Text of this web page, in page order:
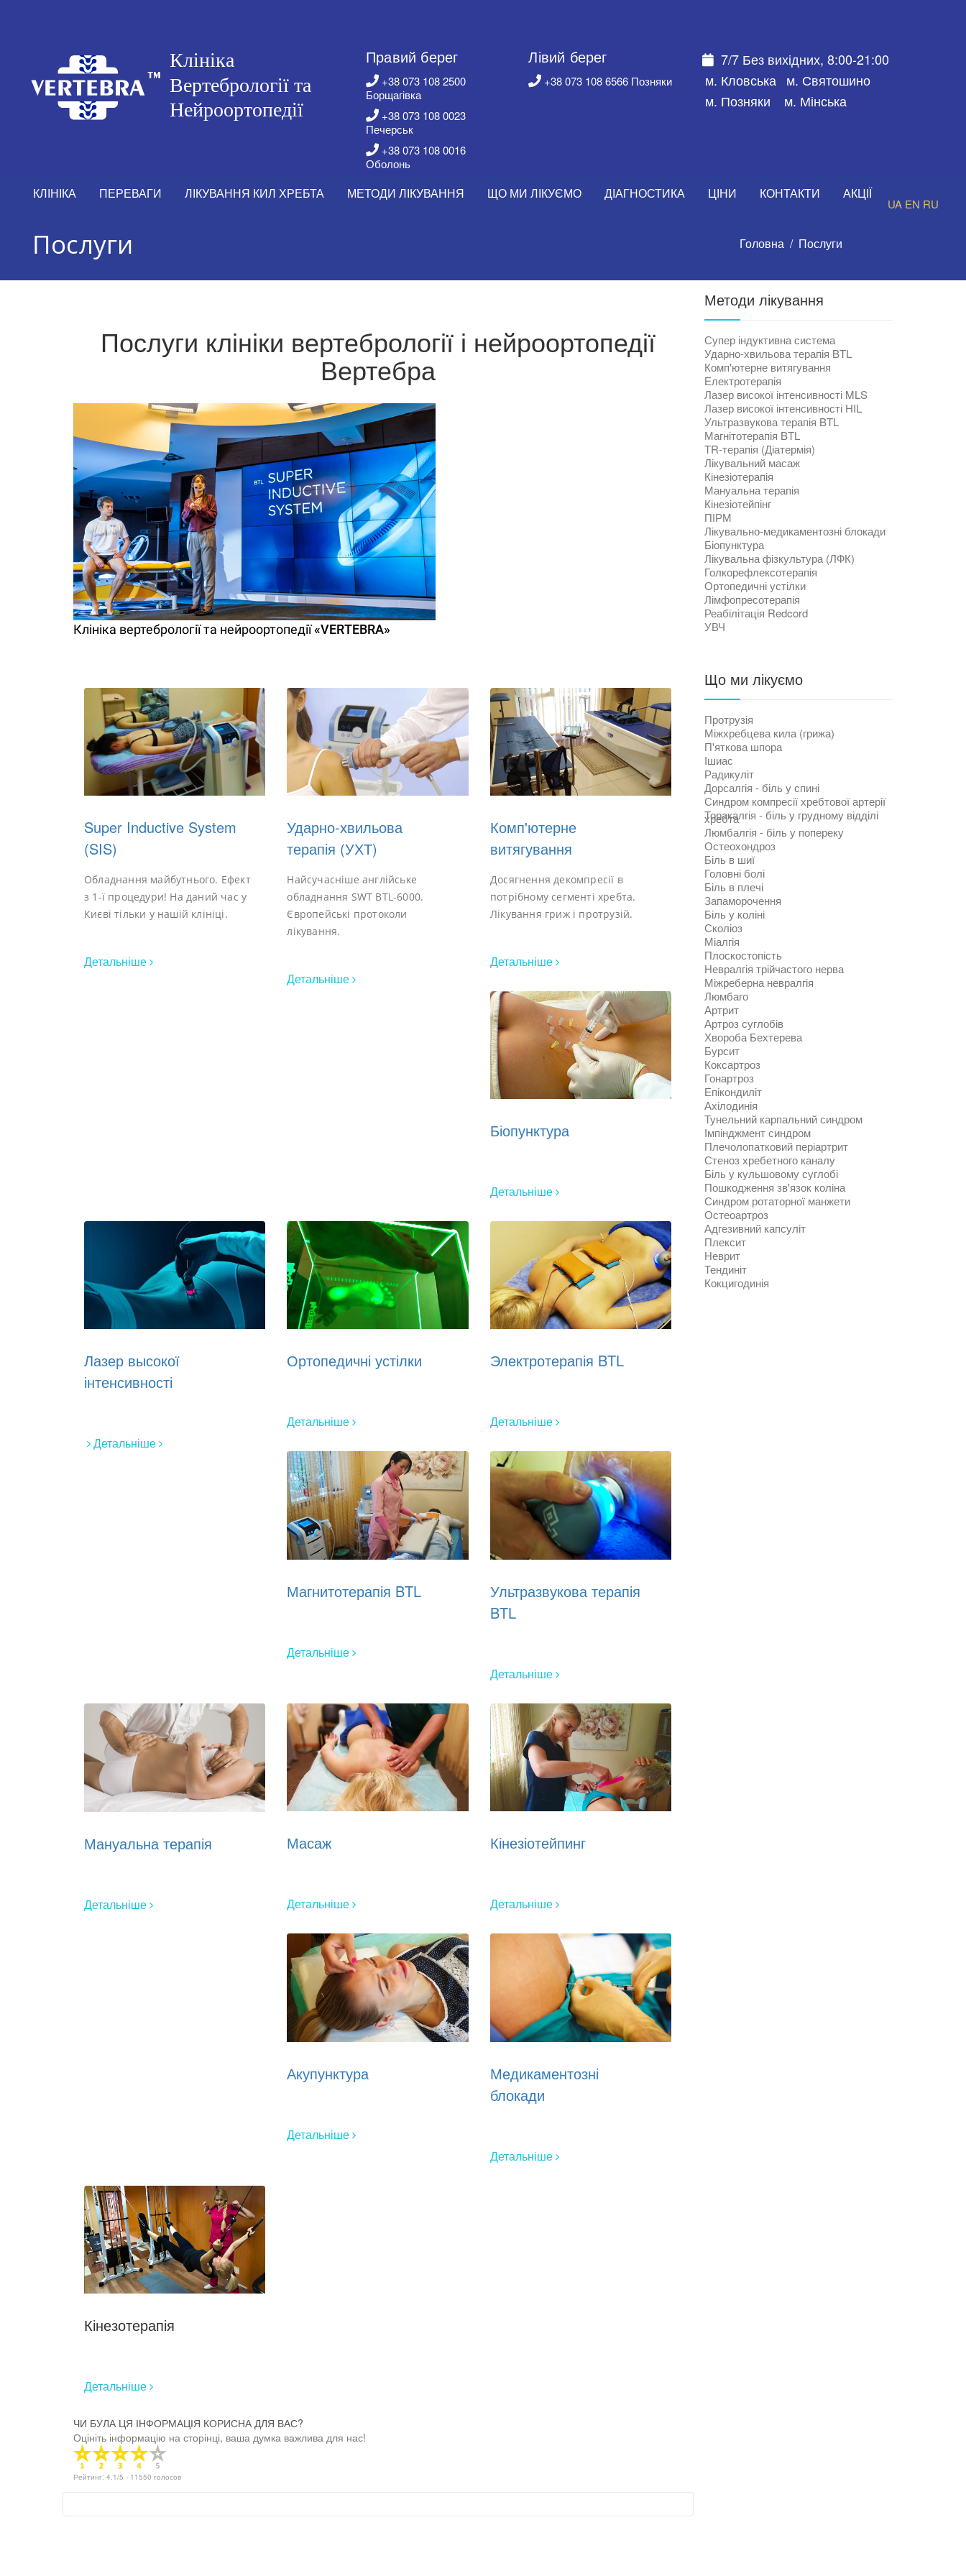
Правий берег
+38 073 108 2500
Борщагівка
+38 073 108 0023
Печерськ
+38 073 108 0016
Оболонь
Лівий берег
+38 073 108 6566 Позняки
7/7 Без вихідних, 8:00-21:00
м. Кловська
м. Святошино
м. Позняки
м. Мінська
КЛІНІКА ПЕРЕВАГИ ЛІКУВАННЯ КИЛ ХРЕБТА МЕТОДИ ЛІКУВАННЯ ЩО МИ ЛІКУЄМО ДІАГНОСТИКА ЦІНИ КОНТАКТИ АКЦІЇ
UA EN RU
Послуги Головна Послуги
Послуги клініки вертебрології і нейроортопедії
Вертебра
Клініка вертебрології та нейроортопедії «VERTEBRA»
Super Inductive System
(SIS)
Обладнання майбутнього. Ефект
з 1-ї процедури! На даний час у
Києві тільки у нашій клініці.
Детальніше
Ударно-хвильова
терапія (УХТ)
Найсучасніше англійське
обладнання SWT BTL-6000.
Європейські протоколи
лікування.
Детальніше
Комп'ютерне
витягування
Досягнення декомпресії в
потрібному сегменті хребта.
Лікування гриж і протрузій.
Детальніше
Біопунктура
Детальніше
Лазер высокої
інтенсивності
Детальніше
Ортопедичні устілки
Детальніше
Электротерапія BTL
Детальніше
Магнитотерапія BTL
Детальніше
Ультразвукова терапія
BTL
Детальніше
Мануальна терапія
Детальніше
Масаж
Детальніше
Кінезіотейпинг
Детальніше
Акупунктура
Детальніше
Медикаментозні
блокади
Детальніше
Кінезотерапія
Детальніше
ЧИ БУЛА ЦЯ ІНФОРМАЦІЯ КОРИСНА ДЛЯ ВАС?
Оцініть інформацію на сторінці, ваша думка важлива для нас!
Рейтинг: 4.1/5 - 11550 голосов
Методи лікування
Супер індуктивна система
Ударно-хвильова терапія BTL
Комп'ютерне витягування
Електротерапія
Лазер високої інтенсивності MLS
Лазер високої інтенсивності HIL
Ультразвукова терапія BTL
Магнітотерапія BTL
TR-терапія (Діатермія)
Лікувальний масаж
Кінезіотерапія
Мануальна терапія
Кінезіотейпінг
ПІРМ
Лікувально-медикаментозні блокади
Біопунктура
Лікувальна фізкультура (ЛФК)
Голкорефлексотерапія
Ортопедичні устілки
Лімфопресотерапія
Реабілітація Redcord
УВЧ
Що ми лікуємо
Протрузія
Міжхребцева кила (грижа)
П'яткова шпора
Ішиас
Радикуліт
Дорсалгія - біль у спині
Синдром компресії хребтової артерії
Торакалгія - біль у грудному відділі
хребта
Люмбалгія - біль у попереку
Остеохондроз
Біль в шиї
Головні болі
Біль в плечі
Запаморочення
Біль у коліні
Сколіоз
Міалгія
Плоскостопість
Невралгія трійчастого нерва
Міжреберна невралгія
Люмбаго
Артрит
Артроз суглобів
Хвороба Бехтерева
Бурсит
Коксартроз
Гонартроз
Епікондиліт
Ахілодинія
Тунельний карпальний синдром
Імпінджмент синдром
Плечолопатковий періартрит
Стеноз хребетного каналу
Біль у кульшовому суглобі
Пошкодження зв'язок коліна
Синдром ротаторної манжети
Остеоартроз
Адгезивний капсуліт
Плексит
Неврит
Тендиніт
Кокцигодинія